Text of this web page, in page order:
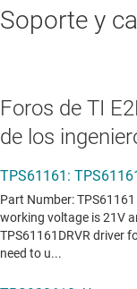
Soporte y
Foros de TI
de los